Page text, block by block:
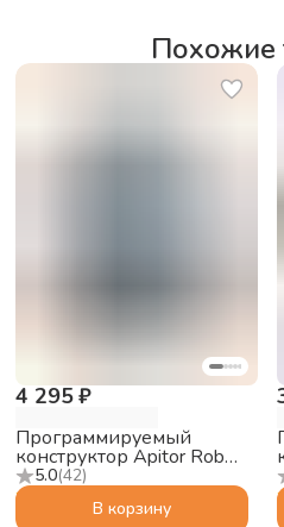
Похожие
5.0(42)
4 295 ₽
Программируемый
конструктор Apitor Robot
J 6в1
В корзину